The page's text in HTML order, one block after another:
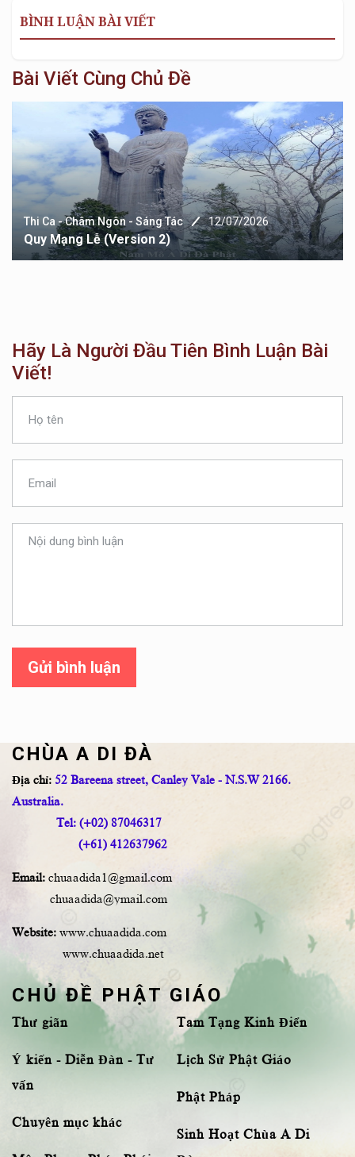
BÌNH LUẬN BÀI VIẾT
Bài Viết Cùng Chủ Đề
Thi Ca - Châm Ngôn - Sáng Tác 12/07/2026
Quy Mạng Lễ (version 2)
Hãy Là Người Đầu Tiên Bình Luận Bài
Viết!
Gửi bình luận
CHÙA A DI ĐÀ
Địa chỉ: 52 Bareena street, Canley Vale - N.S.W 2166.
Australia.
Tel: (+02) 87046317
(+61) 412637962
Email: chuaadida1@gmail.com
chuaadida@ymail.com
Website: www.chuaadida.com
www.chuaadida.net
CHỦ ĐỀ PHẬT GIÁO
Thư giãn
Ý kiến - Diễn Đàn - Tư
vấn
Chuyên mục khác
Tam Tạng Kinh Điển
Lịch Sử Phật Giáo
Phật Pháp
Sinh Hoạt Chùa A Di